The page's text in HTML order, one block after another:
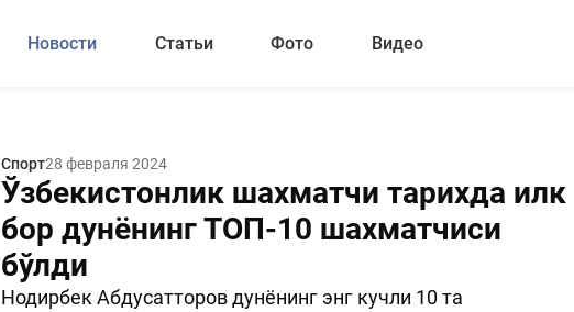
Новости Статьи Фото Видео
Спорт28 февраля 2024
Ўзбекистонлик шахматчи тарихда илк
бор дунёнинг ТОП-10 шахматчиси
бўлди
Нодирбек Абдусатторов дунёнинг энг кучли 10 та